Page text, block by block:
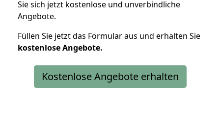
Sie sich jetzt kostenlose und unverbindliche
Angebote.
Füllen Sie jetzt das Formular aus und erhalten Sie
kostenloseAngebote.
Kostenlose Angebote erhalten